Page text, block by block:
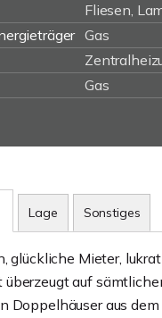
Fliesen,
Gas
Gas
Lage Sonstiges
glückliche Mieter,
auf
Doppelhäuser aus